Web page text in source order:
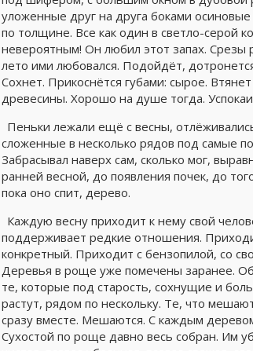
уложенные друг на друга боками
по толщине. Все как один в светло-серой
невероятным! Он любил этот запах. Срезы
лето ими любовался. Подойдёт,
Сохнет. Прикоснётся губами: сырое.
древесины. Хорошо на душе тогда.
Пеньки лежали ещё с весны,
сложенные в несколько рядов под самые
Забрасывал наверх сам, сколько мог,
ранней весной, до появления почек, до
пока оно спит, дерево.
Каждую весну приходит к нему свой
поддерживает редкие отношения.
конкретный. Приходит с бензопилой, со
Деревья в роще уже помечены заранее.
те, которые под старость, сохнущие и
растут, рядом по нескольку. Те, что
сразу вместе. Мешаются. С каждым
Сухостой по роще давно весь собран. Им